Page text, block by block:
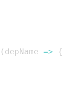
( depName =>
{